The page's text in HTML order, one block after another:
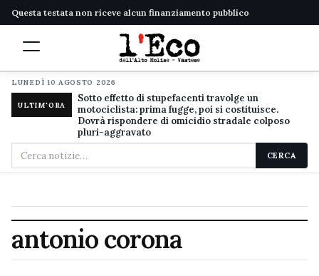
Questa testata non riceve alcun finanziamento pubblico
LUNEDÌ 10 AGOSTO 2026
ULTIM'ORA
Sotto effetto di stupefacenti travolge un
motociclista: prima fugge, poi si costituisce.
Dovrà rispondere di omicidio stradale colposo
pluri-aggravato
Cerca
nel
CERCA
antonio corona